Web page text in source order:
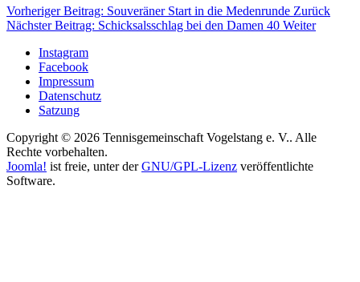
Vorheriger Beitrag: Souveräner Start in die Medenrunde Zurück
Nächster Beitrag: Schicksalsschlag bei den Damen 40 Weiter
Instagram
Facebook
Impressum
Datenschutz
Satzung
Copyright © 2026 Tennisgemeinschaft Vogelstang e. V.. Alle
Rechte vorbehalten.
Joomla! ist freie, unter derGNU/GPL-Lizenz veröffentlichte
Software.